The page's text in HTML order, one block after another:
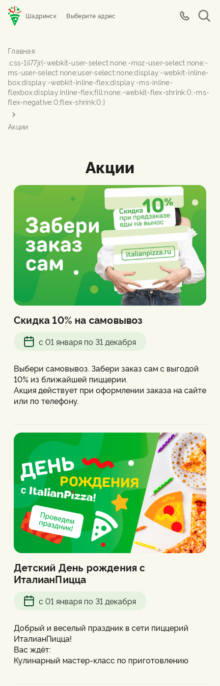
Шадринск Выберите адрес
Главная
Акции
Акции
Скидка 10% на самовывоз
с 01 января по 31 декабря
Выбери самовывоз. Забери заказ сам с выгодой
10% из ближайшей пиццерии.
Акция действует при оформлении заказа на сайте
или по телефону.
предложениями.
Детский День рождения с
ИталианПицца
с 01 января по 31 декабря
Добрый и веселый праздник в сети пиццерий
ИталианПицца!
Вас ждёт:
Кулинарный мастер-класс по приготовлению